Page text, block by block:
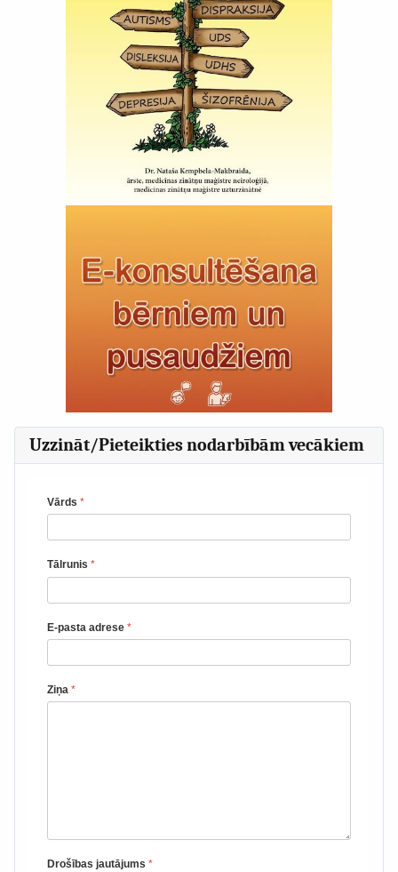
Uzzināt/Pieteikties nodarbībām vecākiem
Vārds *
Tālrunis *
E-pasta adrese *
Ziņa *
Drošības jautājums *